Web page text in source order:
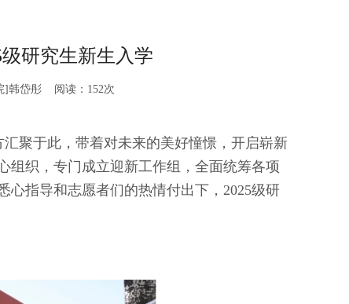
研究生新生入学
]韩岱彤 阅读： 152次
聚于此，带着对未来的美好憧憬，开启崭新
组织，专门成立迎新工作组，全面统筹各项
指导和志愿者们的热情付出下，2025级研